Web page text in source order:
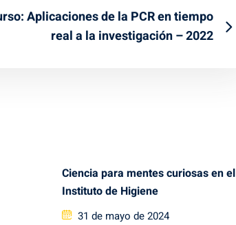
Aplicaciones de la PCR en tiempo
real a la investigación – 2022
Ciencia para mentes curiosas en el
Instituto de Higiene
Posted
31 de mayo de 2024